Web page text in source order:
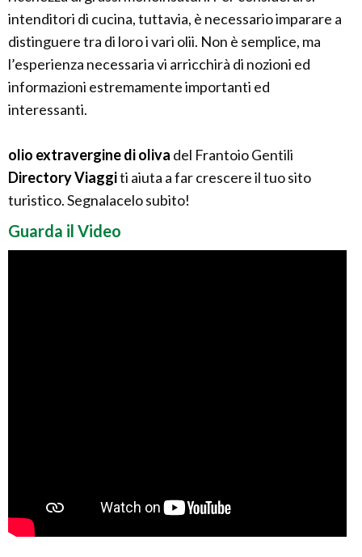
intenditori di cucina, tuttavia, è necessario imparare a
distinguere tra di loro i vari olii. Non è semplice, ma
l’esperienza necessaria vi arricchirà di nozioni ed
informazioni estremamente importanti ed
interessanti.
olio extravergine di oliva del Frantoio Gentili
Directory Viaggiti aiuta a far crescere il tuo sito
turistico. Segnalacelo subito!
Guarda il Video